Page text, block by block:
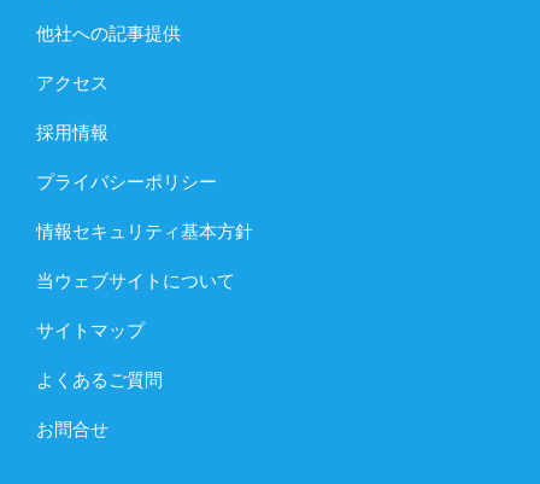
他社への記事提供
アクセス
採用情報
プライバシーポリシー
情報セキュリティ基本方針
当ウェブサイトについて
サイトマップ
よくあるご質問
お問合せ